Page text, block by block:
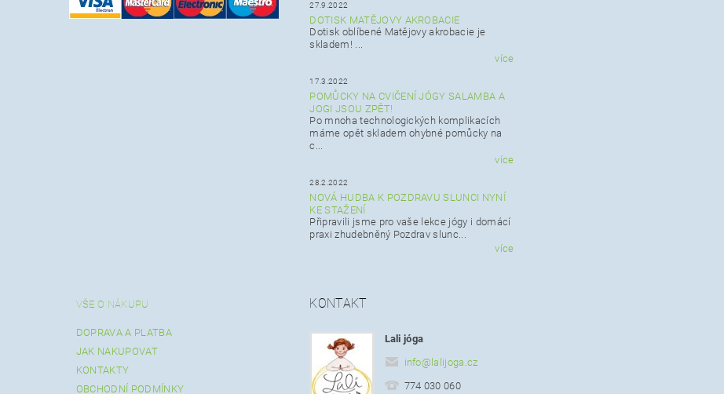
27.9.2022
DOTISK MATĚJOVY AKROBACIE
Dotisk oblíbené Matějovy akrobacie je
skladem! ...
více
17.3.2022
POMŮCKY NA CVIČENÍ JÓGY SALAMBA A
JOGI JSOU ZPĚT!
Po mnoha technologických komplikacích
máme opět skladem ohybné pomůcky na
c...
více
28.2.2022
NOVÁ HUDBA K POZDRAVU SLUNCI NYNÍ
KE STAŽENÍ
Připravili jsme pro vaše lekce jógy i domácí
praxi zhudebněný Pozdrav slunc...
více
VŠE O NÁKUPU
DOPRAVA A PLATBA
JAK NAKUPOVAT
KONTAKTY
OBCHODNÍ PODMÍNKY
KONTAKT
Lali jóga
info@ lalijoga.cz
774 030 060